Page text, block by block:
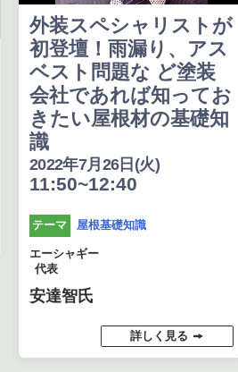
外装スペシャリストが
初登壇！雨漏り、アス
ベスト問題な ど塗装
会社であれば知ってお
きたい屋根材の基礎知
識
2022年7月26日(火)
11:50~12:40
テーマ 屋根基礎知識
エーシャギー
代表
安達智氏
詳しく見る